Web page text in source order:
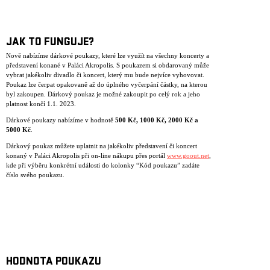
JAK TO FUNGUJE?
Nově nabízíme dárkové poukazy, které lze využít na všechny koncerty a
představení konané v Paláci Akropolis. S poukazem si obdarovaný může
vybrat jakékoliv divadlo či koncert, který mu bude nejvíce vyhovovat.
Poukaz lze čerpat opakovaně až do úplného vyčerpání částky, na kterou
byl zakoupen. Dárkový poukaz je možné zakoupit po celý rok a jeho
platnost končí 1.1. 2023.
Dárkové poukazy nabízíme v hodnotě 500 Kč, 1000 Kč, 2000 Kč a
5000 Kč
Dárkový poukaz můžete uplatnit na jakékoliv představení či koncert
konaný v Paláci Akropolis při on-line nákupu přes portál www.goout.net
kde při výběru konkrétní události do kolonky “Kód poukazu” zadáte
číslo svého poukazu.
HODNOTA POUKAZU